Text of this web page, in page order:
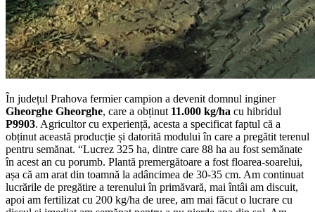
În județul Prahova fermier campion a devenit domnul inginer
Gheorghe Gheorghe, care a obținut 11.000 kg/ha cu hibridul
P9903. Agricultor cu experiență, acesta a specificat faptul că a
obținut această producție și datorită modului în care a pregătit terenul
pentru semănat. “Lucrez 325 ha, dintre care 88 ha au fost semănate
în acest an cu porumb. Plantă premergătoare a fost floarea-soarelui,
așa că am arat din toamnă la adâncimea de 30-35 cm. Am continuat
lucrările de pregătire a terenului în primăvară, mai întâi am discuit,
apoi am fertilizat cu 200 kg/ha de uree, am mai făcut o lucrare cu